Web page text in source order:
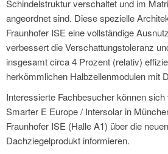
Schindelstruktur verschaltet und im
angeordnet sind. Diese spezielle
Fraunhofer ISE eine vollständige
verbessert die Verschattungstoleranz
insgesamt circa 4 Prozent (relativ)
herkömmlichen Halbzellenmodulen mit
Interessierte Fachbesucher können
Smarter E Europe / Intersolar in
Fraunhofer ISE (Halle A1) über die
Dachziegelprodukt informieren.